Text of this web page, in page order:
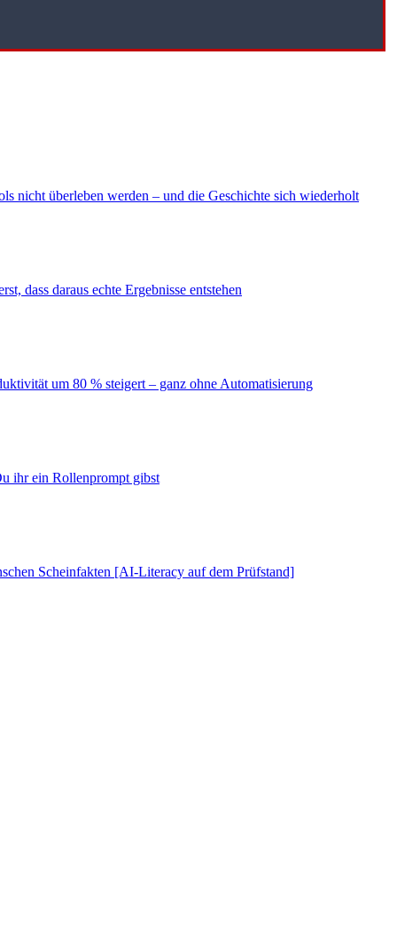
nicht überleben werden – und die Geschichte sich wiederholt
dass daraus echte Ergebnisse entstehen
um 80 % steigert – ganz ohne Automatisierung
ihr ein Rollenprompt gibst
Scheinfakten [AI-Literacy auf dem Prüfstand]